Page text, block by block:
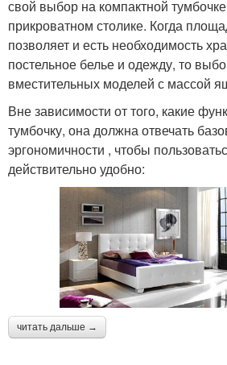
свой выбор на компактной
прикроватном столике. Когда
позволяет и есть необходимость
постельное белье и одежду, то
вместительных моделей с массой
Вне зависимости от того, какие
тумбочку, она должна отвечать
эргономичности , чтобы
действительно удобно:
читать дальше →